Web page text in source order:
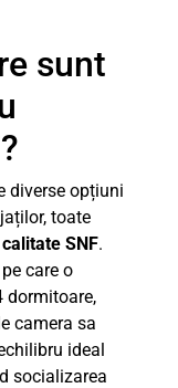
sunt
diverse opțiuni
toate
SNF.
care o
dormitoare,
camera sa
ideal
socializarea